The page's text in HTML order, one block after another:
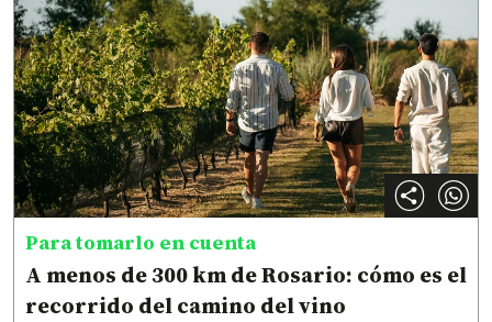
Para tomarlo en cuenta
A menos de 300 km de Rosario: cómo es el
recorrido del camino del vino